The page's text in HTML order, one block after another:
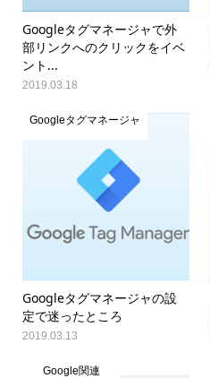
Googleタグマネージャで外
部リンクへのクリックをイベ
ント...
2019.03.18
Googleタグマネージャ
Googleタグマネージャの設
定で迷ったところ
2019.03.13
Google関連